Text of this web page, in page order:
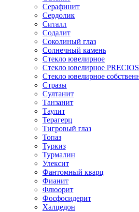
Серафинит
Сердолик
Ситалл
Содалит
Соколиный глаз
Солнечный камень
Стекло ювелирное
Стекло ювелирное
Стекло ювелирное
Стразы
Султанит
Танзанит
Таулит
Терагерц
Тигровый глаз
Топаз
Туркиз
Турмалин
Улексит
Фантомный кварц
Фианит
Флюорит
Фосфосидерит
Халцедон